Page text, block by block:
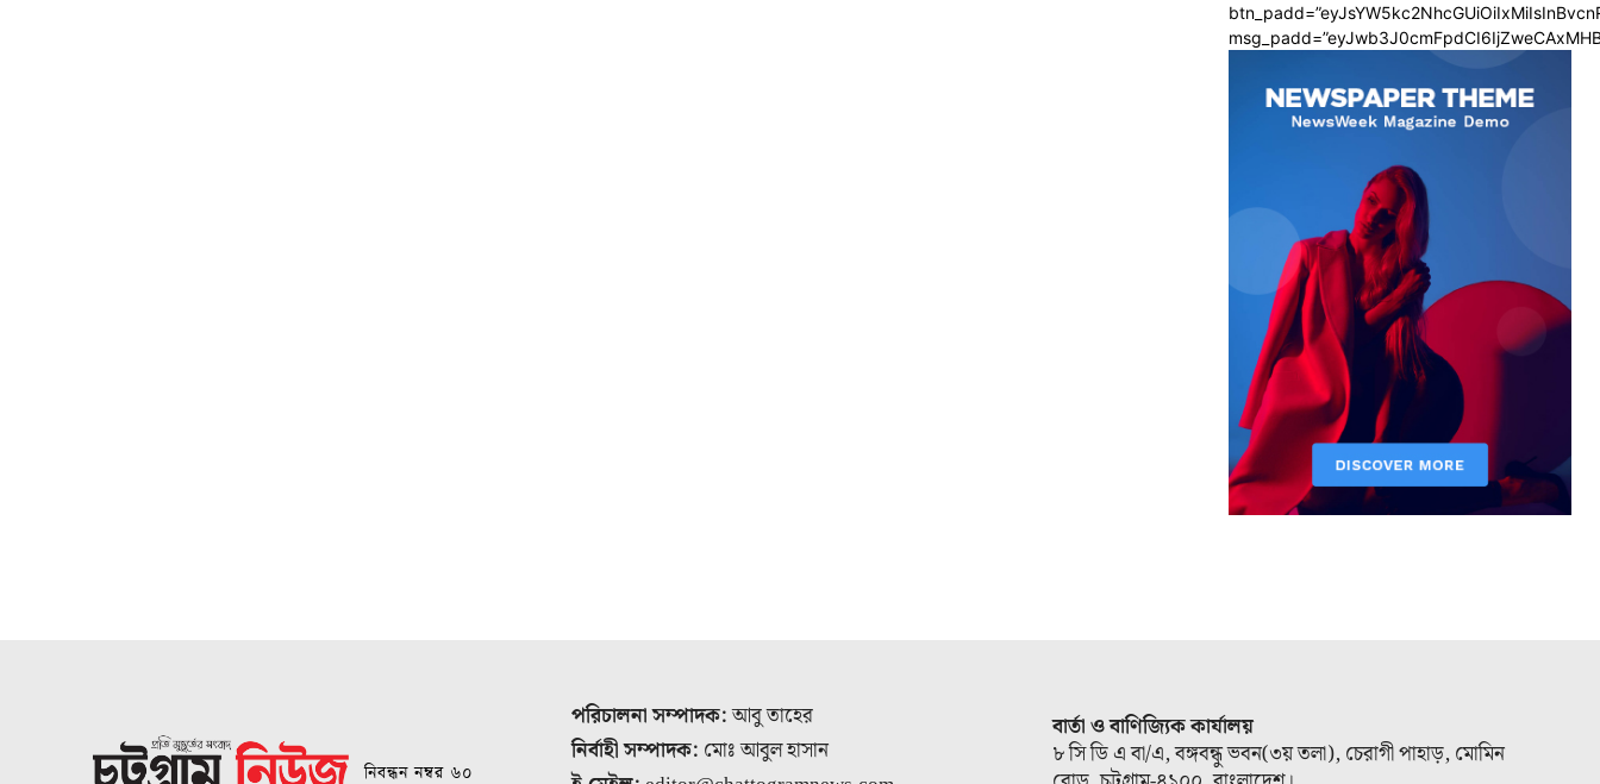
নিবন্ধন নম্বর ৬০
পরিচালনা সম্পাদক:আবু তাহের
নির্বাহী সম্পাদক: মোঃ আবুল হাসান
বার্তা ও বাণিজ্যিক কার্যালয়
৮ সি ডি এ বা/এ, বঙ্গবন্ধু ভবন(৩য় তলা), চেরাগী পাহাড়, মোমিন